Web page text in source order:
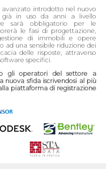
avanzato introdotto nel nuovo
in uso da anni a livello
sarà obbligatorio per le
le fasi di progettazione,
di immobili e opere
ad una sensibile riduzione dei
delle risposte, attraverso
specifici.
gli operatori del settore a
sfida iscrivendosi al più
piattaforma di registrazione